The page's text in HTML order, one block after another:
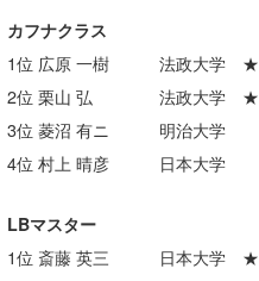
カフナクラス
1位 広原 一樹 法政大学 ★
2位 栗山 弘 法政大学 ★
3位 菱沼 有ニ 明治大学
4位 村上 晴彦 日本大学
LBマスター
1位 斎藤 英三 日本大学 ★